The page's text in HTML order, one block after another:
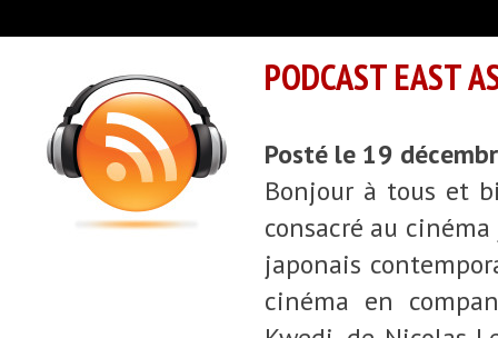
PODCAST EAST
Posté le 19
Bonjour à tous et
consacré au
japonais
cinéma en